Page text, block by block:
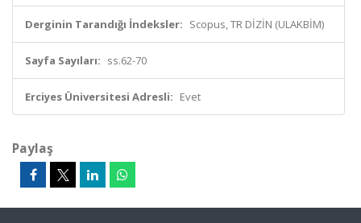
Derginin Tarandığı İndeksler: Scopus, TR DİZİN (ULAKBİM)
Sayfa Sayıları: ss.62-70
Erciyes Üniversitesi Adresli: Evet
Paylaş